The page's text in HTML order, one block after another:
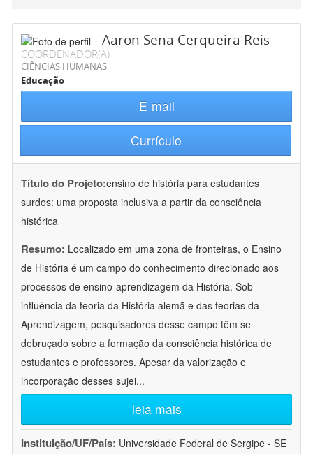
Aaron Sena Cerqueira Reis
COORDENADOR(A)
CIÊNCIAS HUMANAS
Educação
E-mail
Currículo
Título do Projeto:ensino de história para estudantes
surdos: uma proposta inclusiva a partir da consciência
histórica
Resumo: Localizado em uma zona de fronteiras, o Ensino
de História é um campo do conhecimento direcionado aos
processos de ensino-aprendizagem da História. Sob
influência da teoria da História alemã e das teorias da
Aprendizagem, pesquisadores desse campo têm se
debruçado sobre a formação da consciência histórica de
estudantes e professores. Apesar da valorização e
incorporação desses sujei...
leia mais
Instituição/UF/País: Universidade Federal de Sergipe - SE